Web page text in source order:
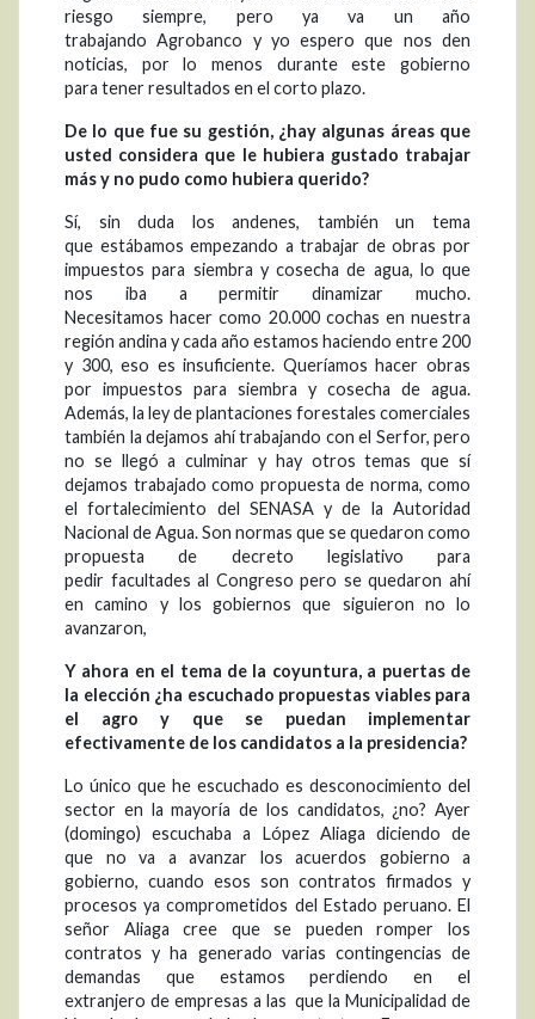
riesgo siempre, pero ya va un año
trabajando Agrobanco y yo espero que nos den
noticias, por lo menos durante este gobierno
para tener resultados en el corto plazo.
De lo que fue su gestión,¿hay algunas áreas que
usted considera que le hubiera gustado trabajar
más y no pudo como hubiera querido?
Sí, sin duda los andenes, también un tema
que estábamos empezando a trabajar de obras por
impuestos para siembra y cosecha de agua, lo que
nos iba a permitir dinamizar mucho.
Necesitamos hacer como 20.000 cochas en nuestra
región andina y cada año estamos haciendo entre 200
y 300, eso es insuficiente. Queríamos hacer obras
por impuestos para siembra y cosecha de agua.
Además, la ley de plantaciones forestales comerciales
también la dejamos ahí trabajando con el Serfor, pero
no se llegó a culminar y hay otros temas que sí
dejamos trabajado como propuesta de norma, como
el fortalecimiento del SENASA y de la Autoridad
Nacional de Agua. Son normas que se quedaron como
propuesta de decreto legislativo para
pedir facultades al Congreso pero se quedaron ahí
en camino y los gobiernos que siguieron no lo
avanzaron,
Y ahora en el tema de la coyuntura, a puertas de
la elección ¿ha escuchado propuestas viables para
el agro y que se puedan implementar
efectivamente de los candidatos a la presidencia?
Lo único que he escuchado es desconocimiento del
sector en la mayoría de los candidatos, ¿no? Ayer
(domingo) escuchaba a López Aliaga diciendo de
que no va a avanzar los acuerdos gobierno a
gobierno, cuando esos son contratos firmados y
procesos ya comprometidos del Estado peruano. El
señor Aliaga cree que se pueden romper los
contratos y ha generado varias contingencias de
demandas que estamos perdiendo en el
extranjero de empresas a las que la Municipalidad de